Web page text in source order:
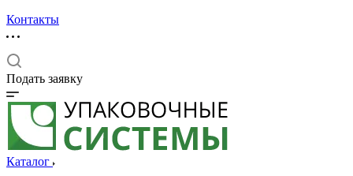
Контакты
Подать заявку
Каталог